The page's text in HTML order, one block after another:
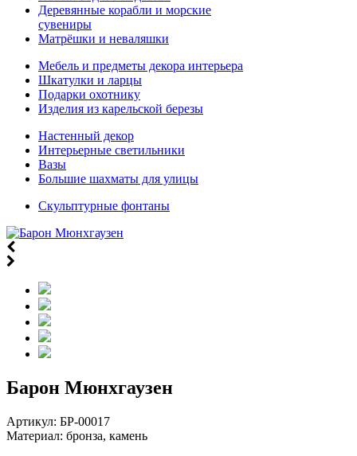
Деревянные корабли и морские
сувениры
Матрёшки и неваляшки
Мебель и предметы декора интерьера
Шкатулки и ларцы
Подарки охотнику
Изделия из карельской березы
Настенный декор
Интерьерные светильники
Вазы
Большие шахматы для улицы
Скульптурные фонтаны
Барон Мюнхгаузен
Артикул: БР-00017
Материал: бронза, камень